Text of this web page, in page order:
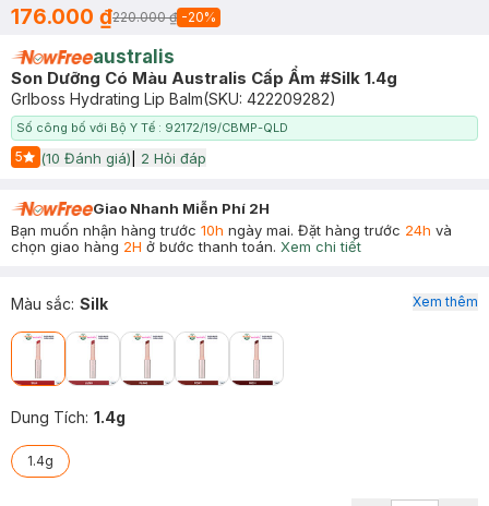
176.000 ₫220.000 ₫ -20%
australis
Son Dưỡng Có Màu Australis Cấp Ẩm #Silk 1.4g
Grlboss Hydrating Lip Balm(SKU: 422209282)
Số công bố với Bộ Y Tế : 92172/19/CBMP-QLD
5
Start Icon
(10 Đánh giá) 2 Hỏi đáp
Giao Nhanh Miễn Phí 2H
Bạn muốn nhận hàng trước 10h ngày mai. Đặt hàng trước 24h và
chọn giao hàng 2H ở bước thanh toán. Xem chi tiết
Màu sắc: Silk
Dung Tích: 1.4g
1.4g
Xem thêm